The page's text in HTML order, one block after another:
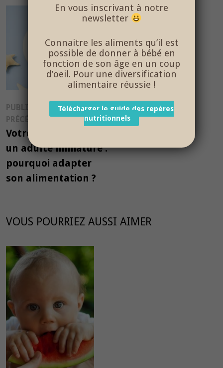
Navigation
de
l’article
PUBLICATION
PRÉCÉDENTEPublication
Votre bébé n’est pas
un adulte miniature :
pourquoi adapter
son alimentation ?
VOUS POURRIEZ AUSSI AIMER
En vous inscrivant à notre
newsletter
Connaitre les aliments qu’il est
possible de donner à bébé en
fonction de son âge en un coup
d’oeil. Pour une diversification
alimentaire réussie !
Télécharger le guide des repères
nutritionnels